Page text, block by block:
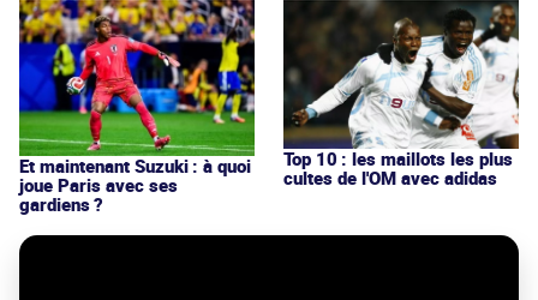
Et maintenant Suzuki : à quoi
joue Paris avec ses
gardiens ?
Top 10 : les maillots les plus
cultes de l'OM avec adidas